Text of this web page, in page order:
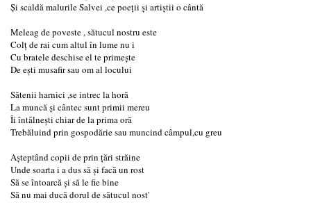
Și scaldă malurile Salvei ,ce poeții și artiștii o cântă
Meleag de poveste , sătucul nostru este
Colț de rai cum altul în lume nu i
Cu bratele deschise el te primește
De ești musafir sau om al locului
Sătenii harnici ,se intrec la horă
La muncă și cântec sunt primii mereu
Îi întâlnești chiar de la prima oră
Trebăluind prin gospodărie sau muncind câmpul,cu greu
Așteptând copii de prin țări străine
Unde soarta i a dus să și facă un rost
Să se întoarcă și să le fie bine
Să nu mai ducă dorul de sătucul nost'